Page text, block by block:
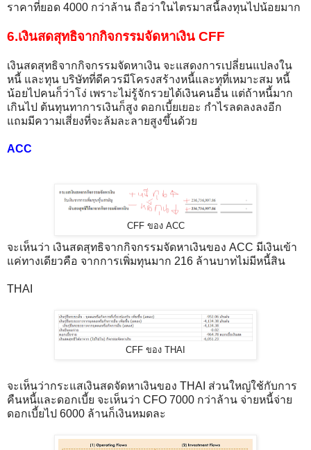
ราคาที่ยอด 4000 กว่าล้าน ถือว่าในไตรมาสนี้ลงทุนไปน้อยมาก
6.เงินสดสุทธิจากกิจกรรมจัดหาเงิน CFF
เงินสดสุทธิจากกิจกรรมจัดหาเงิน จะแสดงการเปลี่ยนแปลงใน
หนี้ และทุน บริษัทที่ดีควรมีโครงสร้างหนี้และทุที่เหมาะสม หนี้
น้อยไปคนก็ว่าโง่ เพราะไม่รู้จักรวยได้เงินคนอื่น แต่ถ้าหนี้มาก
เกินไป ต้นทุนทาการเงินก็สูง ดอกเบี้ยเยอะ กำไรลดลงลงอีก
แถมมีความเสี่ยงที่จะล้มละลายสูงขึ้นด้วย
ACC
CFF ของ ACC
จะเห็นว่า เงินสดสุทธิจากกิจกรรมจัดหาเงินของ ACC มีเงินเข้า
แค่ทางเดียวคือ จากการเพิ่มทุนมาก 216 ล้านบาทไม่มีหนี้สิน
THAI
CFF ของ THAI
จะเห็นว่ากระแสเงินสดจัดหาเงินของ THAI ส่วนใหญ่ใช้กับการ
คืนหนี้และดอกเบี้ย จะเห็นว่า CFO 7000 กว่าล้าน จ่ายหนี้จ่าย
ดอกเบี้ยไป 6000 ล้านก็เงินหมดละ